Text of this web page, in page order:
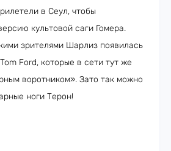
в Сеул, чтобы
культовой саги Гомера.
зрителями Шарлиз появилась
Ford, которые в сети тут же
воротником». Зато так можно
ноги Терон!